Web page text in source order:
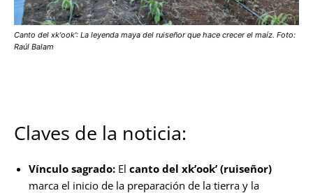
Canto del xk'ook': La leyenda maya del ruiseñor que hace crecer el maíz. Foto:
Raúl Balam
Claves de la noticia:
Vínculo sagrado: El canto del xk’ook’ (ruiseñor)
marca el inicio de la preparación de la tierra y la